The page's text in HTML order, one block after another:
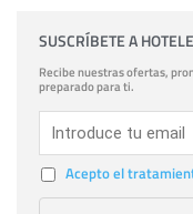
SUSCRÍBETE A
Recibe nuestras ofertas,
preparado para ti.
Acepto el